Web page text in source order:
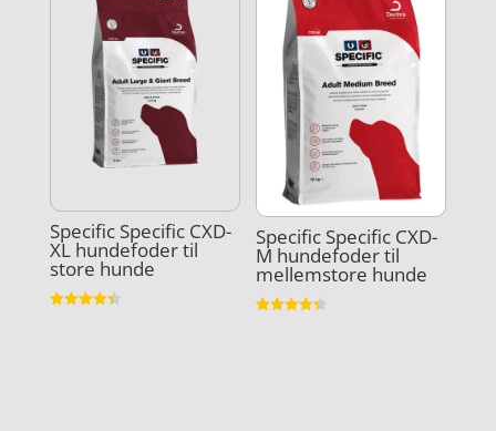
Specific Specific CXD-
XL hundefoder til
store hunde
Specific Specific CXD-
M hundefoder til
mellemstore hunde